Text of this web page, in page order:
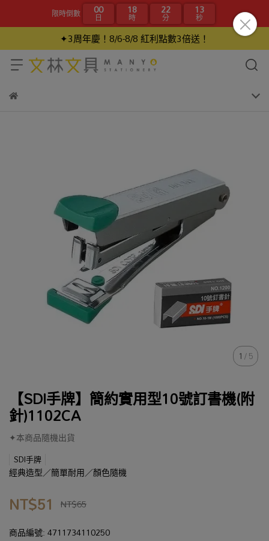
限時倒數 00
日 18
時 22
分 13
秒
✦3周年慶！8/6-8/8 紅利點數3倍送！
1/5
【SDI手牌】簡約實用型10號訂書機(附
針)1102CA
✦本商品隨機出貨
SDI手牌
經典造型／簡單耐用／顏色隨機
NT$51 NT$65
商品編號:4711734110250